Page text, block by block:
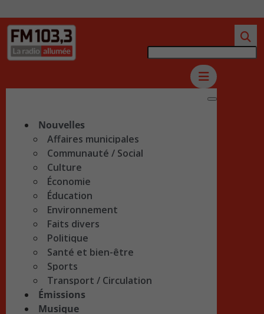
Nouvelles
Affaires municipales
Communauté / Social
Culture
Économie
Éducation
Environnement
Faits divers
Politique
Santé et bien-être
Sports
Transport / Circulation
Émissions
Musique